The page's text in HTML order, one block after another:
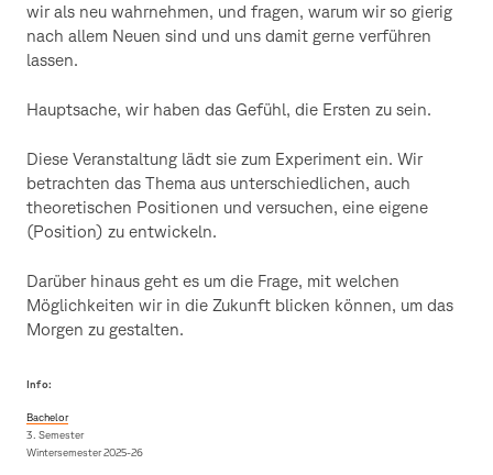
wir als neu wahrnehmen, und fragen, warum wir so gierig
nach allem Neuen sind und uns damit gerne verführen
lassen.
Hauptsache, wir haben das Gefühl, die Ersten zu sein.
Diese Veranstaltung lädt sie zum Experiment ein. Wir
betrachten das Thema aus unterschiedlichen, auch
theoretischen Positionen und versuchen, eine eigene
(Position) zu entwickeln.
Darüber hinaus geht es um die Frage, mit welchen
Möglichkeiten wir in die Zukunft blicken können, um das
Morgen zu gestalten.
Info:
Bachelor
3. Semester
Wintersemester 2025-26